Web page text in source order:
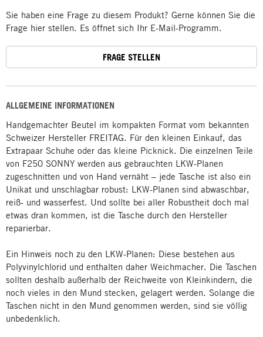
ALLGEMEINE INFORMATIONEN
Handgemachter Beutel im kompakten Format vom bekannten
Schweizer Hersteller FREITAG. Für den kleinen Einkauf, das
Extrapaar Schuhe oder das kleine Picknick. Die einzelnen Teile
von F250 SONNY werden aus gebrauchten LKW-Planen
zugeschnitten und von Hand vernäht – jede Tasche ist also ein
Unikat und unschlagbar robust: LKW-Planen sind abwaschbar,
reiß- und wasserfest. Und sollte bei aller Robustheit doch mal
etwas dran kommen, ist die Tasche durch den Hersteller
reparierbar.
Ein Hinweis noch zu den LKW-Planen: Diese bestehen aus
Polyvinylchlorid und enthalten daher Weichmacher. Die Taschen
sollten deshalb außerhalb der Reichweite von Kleinkindern, die
noch vieles in den Mund stecken, gelagert werden. Solange die
Taschen nicht in den Mund genommen werden, sind sie völlig
unbedenklich.
Sie haben eine Frage zu diesem Produkt? Gerne können Sie die
Frage hier stellen. Es öffnet sich Ihr E-Mail-Programm.
FRAGE STELLEN